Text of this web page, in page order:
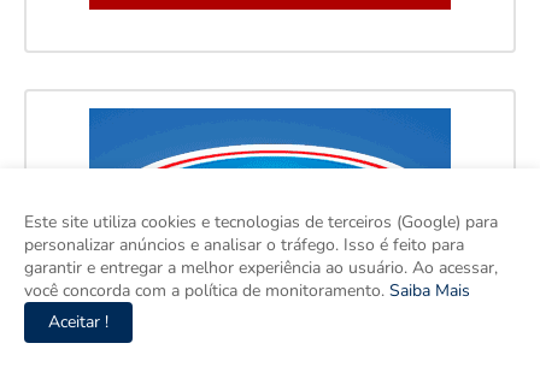
Este site utiliza cookies e tecnologias de terceiros (Google) para
personalizar anúncios e analisar o tráfego. Isso é feito para
garantir e entregar a melhor experiência ao usuário. Ao acessar,
você concorda com a política de monitoramento. Saiba Mais
Aceitar !